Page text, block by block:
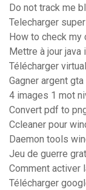
Do not track me
Telecharger
How to check my
Mettre à jour
Télécharger
Gagner argent
4 images 1 mot
Convert pdf to
Ccleaner pour
Daemon tools
Jeu de guerre
Comment activer
Télécharger